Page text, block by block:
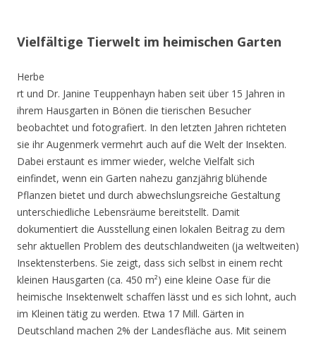
Vielfältige Tierwelt im heimischen Garten
Herbe
rt und Dr. Janine Teuppenhayn haben seit über 15 Jahren in
ihrem Hausgarten in Bönen die tierischen Besucher
beobachtet und fotografiert. In den letzten Jahren richteten
sie ihr Augenmerk vermehrt auch auf die Welt der Insekten.
Dabei erstaunt es immer wieder, welche Vielfalt sich
einfindet, wenn ein Garten nahezu ganzjährig blühende
Pflanzen bietet und durch abwechslungsreiche Gestaltung
unterschiedliche Lebensräume bereitstellt. Damit
dokumentiert die Ausstellung einen lokalen Beitrag zu dem
sehr aktuellen Problem des deutschlandweiten (ja weltweiten)
Insektensterbens. Sie zeigt, dass sich selbst in einem recht
kleinen Hausgarten (ca. 450 m²) eine kleine Oase für die
heimische Insektenwelt schaffen lässt und es sich lohnt, auch
im Kleinen tätig zu werden. Etwa 17 Mill. Gärten in
Deutschland machen 2% der Landesfläche aus. Mit seinem